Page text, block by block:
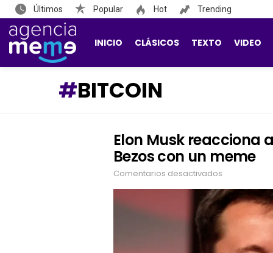
Últimos Popular Hot Trending
INICIO CLÁSICOS TEXTO VIDEO
BITCOIN
LATEST
STORIES
Elon Musk reacciona
Bezos con un meme
Comentarios desactivados
Musk
reacciona
al
viaje
de